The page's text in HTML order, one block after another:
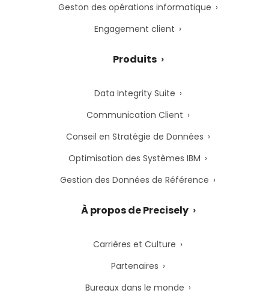
Geston des opérations informatique
Engagement client
Produits
Data Integrity Suite
Communication Client
Conseil en Stratégie de Données
Optimisation des Systèmes IBM
Gestion des Données de Référence
À propos de Precisely
Carrières et Culture
Partenaires
Bureaux dans le monde